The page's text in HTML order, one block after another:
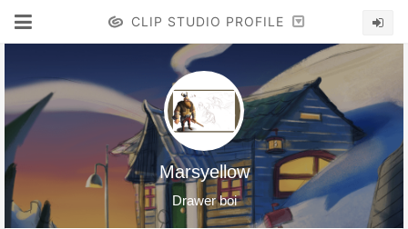
CLIP STUDIO PROFILE
Marsyellow
Drawer boi